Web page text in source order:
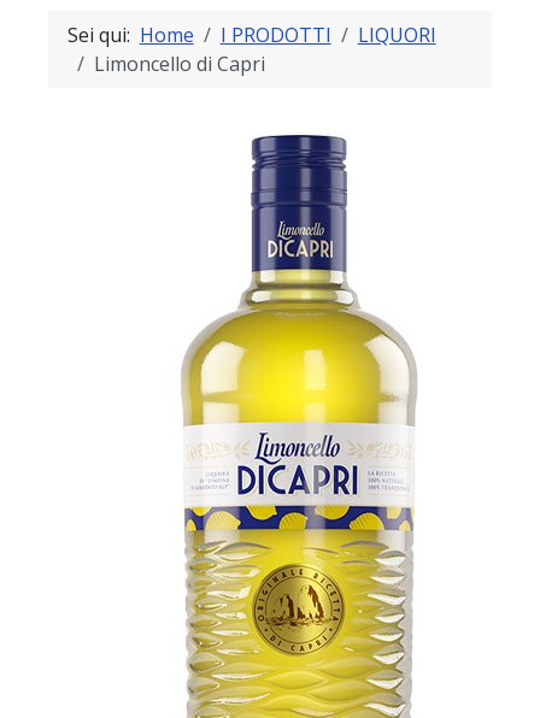
Sei qui: Home I PRODOTTI
LIQUORI
Limoncello di Capri